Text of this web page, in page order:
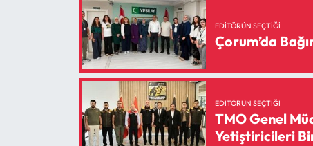
EDITÖRÜN SEÇTIĞI
Çorum’da
EDITÖRÜN SEÇTIĞI
TMO Genel
Yetiştiricileri
Yemek Tarifleri
Yerel Haberler